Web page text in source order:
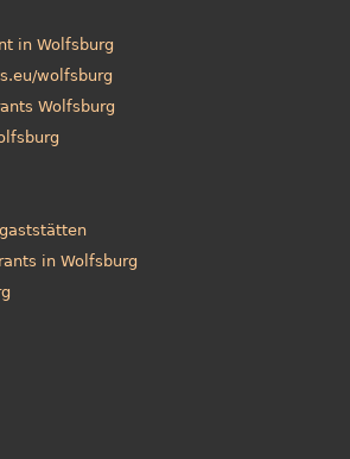
in Wolfsburg
wolfsburg
Wolfsburg
in Wolfsburg